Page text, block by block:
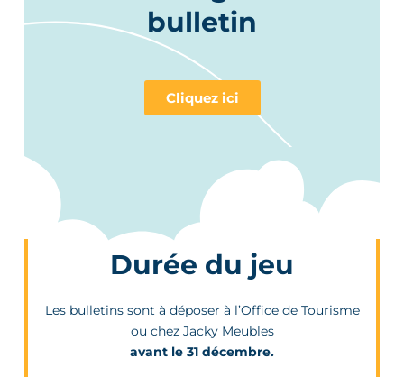
bulletin
Cliquez ici
Durée du jeu
Les bulletins sont à déposer à l’Office de Tourisme
ou chez Jacky Meubles
avant le 31 décembre.